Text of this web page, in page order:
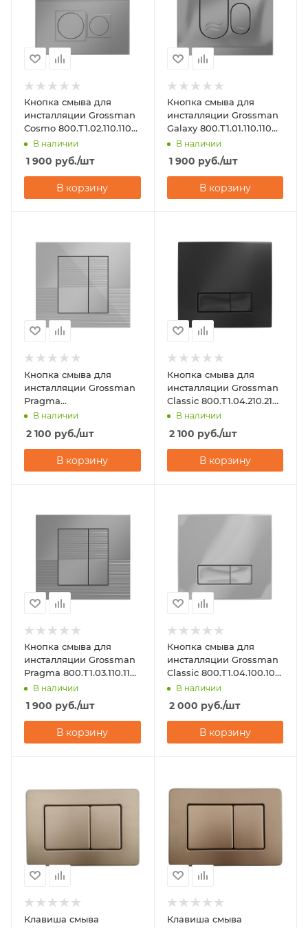
Кнопка смыва для
инсталляции Grossman
Cosmo 800.T1.02.110.110
хром матовый
В наличии
1 900 руб./шт
В корзину
Кнопка смыва для
инсталляции Grossman
Galaxy 800.T1.01.110.110
хром матовый
В наличии
1 900 руб./шт
В корзину
Кнопка смыва для
инсталляции Grossman
Pragma
800.T1.03.100.100 хром
глянцевый
В наличии
2 100 руб./шт
В корзину
Кнопка смыва для
инсталляции Grossman
Classic 800.T1.04.210.210
черный матовый
В наличии
2 100 руб./шт
В корзину
Кнопка смыва для
инсталляции Grossman
Pragma 800.T1.03.110.110
хром матовый
В наличии
1 900 руб./шт
В корзину
Кнопка смыва для
инсталляции Grossman
Classic 800.T1.04.100.100
хром глянцевый
В наличии
2 000 руб./шт
В корзину
Клавиша смыва
Клавиша смыва